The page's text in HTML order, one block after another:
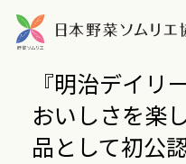
『明治デイリ
おいしさを楽
品として初公